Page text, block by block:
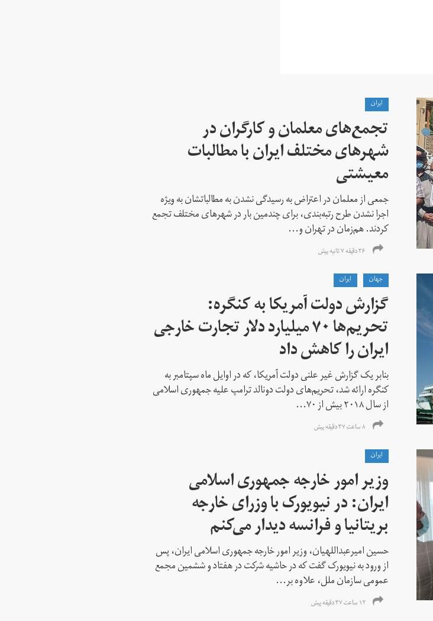
ايران
تجمع‌های معلمان و کارگران در
شهرهای مختلف ایران با مطالبات
معیشتی
جمعی از معلمان در اعتراض به رسیدگی نشدن به مطالباتشان به ویژه
اجرا نشدن طرح رتبه‌بندی، برای چندمین بار در شهرهای مختلف تجمع
کردند. هم‌زمان در تهران و...
۳۶ دقیقه ۷ ثانیه پیش
جهان
ايران
گزارش دولت آمریکا به کنگره:
تحریم‌ها ۷۰ میلیارد دلار تجارت خارجی
ایران را کاهش داد
بنابر یک گزارش غیر علنی دولت آمریکا، که در اوایل ماه سپتامبر به
کنگره ارائه شد، تحریم‌های دولت دونالد ترامپ علیه جمهوری اسلامی
از سال ۲۰۱۸ بیش از ۷۰...
۸ ساعت ۳۷ دقیقه پیش
ايران
وزیر امور خارجه جمهوری اسلامی
ایران: در نیویورک با وزرای خارجه
بریتانیا و فرانسه دیدار می‌کنم
حسین امیرعبداللهیان، وزیر امور خارجه جمهوری اسلامی ایران، پس
از ورود به نیویورک گفت که در حاشیه شرکت در هفتاد و ششمین مجمع
عمومی سازمان ملل، علاوه بر...
۱۲ ساعت ۳۷ دقیقه پیش